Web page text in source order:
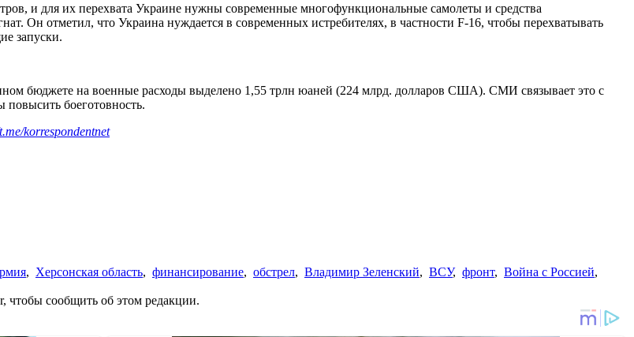
и для их перехвата Украине нужны современные многофункциональные самолеты и средства
отметил, что Украина нуждается в современных истребителях, в частности F-16, чтобы перехватывать
запуски.
бюджете на военные расходы выделено 1,55 трлн юаней (224 млрд. долларов США). СМИ связывает это с
боеготовность.
korrespondentnet
, Херсонская область, финансирование, обстрел, Владимир Зеленский, ВСУ, фронт, Война с Россией,
чтобы сообщить об этом редакции.